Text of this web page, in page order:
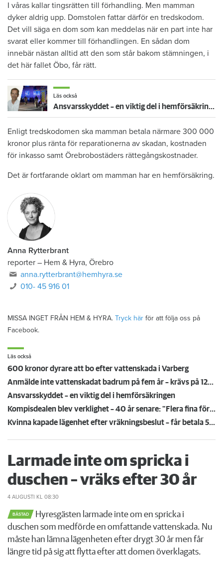
I våras kallar tingsrätten till förhandling. Men mamman
dyker aldrig upp. Domstolen fattar därför en tredskodom.
Det vill säga en dom som kan meddelas när en part inte har
svarat eller kommer till förhandlingen. En sådan dom
innebär nästan alltid att den som står bakom stämningen, i
det här fallet Öbo, får rätt.
Läs också
Ansvarsskyddet – en viktig del i hemförsäkringen
Enligt tredskodomen ska mamman betala närmare 300 000
kronor plus ränta för reparationerna av skadan, kostnaden
för inkasso samt Örebrobostäders rättegångskostnader.
Det är fortfarande oklart om mamman har en hemförsäkring.
Anna Rytterbrant
reporter – Hem & Hyra, Örebro
anna.rytterbrant@hemhyra.se
010- 45 916 01
MISSA INGET FRÅN HEM & HYRA. Tryck här för att följa oss på
Facebook.
Läs också
600 kronor dyrare att bo efter vattenskada i Varberg
Anmälde inte vattenskadat badrum på fem år – krävs på 125 000 kronor
Ansvarsskyddet – en viktig del i hemförsäkringen
Kompisdealen blev verklighet – 40 år senare: "Flera fina fördelar med att dela bostad"
Kvinna kapade lägenhet efter vräkningsbeslut – får betala 50 000
Larmade inte om spricka i
duschen – vräks efter 30 år
4 AUGUSTI KL 08:30
BÅSTAD
Hyresgästen larmade inte om en spricka i
duschen som medförde en omfattande vattenskada. Nu
måste han lämna lägenheten efter drygt 30 år men får
längre tid på sig att flytta efter att domen överklagats.